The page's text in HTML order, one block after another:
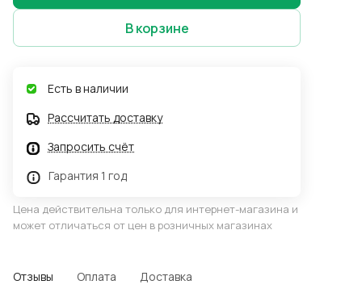
В корзине
Есть в наличии
Рассчитать доставку
Запросить счёт
Гарантия 1 год
Цена действительна только для интернет-магазина и
может отличаться от цен в розничных магазинах
Отзывы Оплата Доставка